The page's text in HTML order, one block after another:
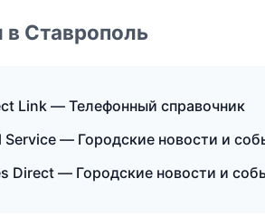
в Ставрополь
Link — Телефонный справочник
— Городские новости и
Direct — Городские новости и